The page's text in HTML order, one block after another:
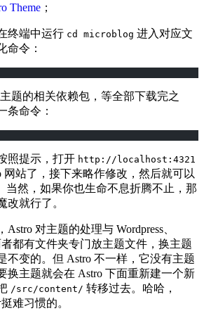
Theme ；
终端中运行 cd microblog 进入对应文
命令：
题的相关依赖包，等全部下载完之
条命令：
照提示，打开 http://localhost:4321
网站了，接下来略作修改，然后就可以
当然，如果你也生命不息折腾不止，那
改就行了。
对主题的处理与 Wordpress、
都有文件夹专门放主题文件，换主题
不变的。但 Astro 不一样，它没有主题
换主题就会在 Astro 下面重新建一个新
/src/content/ 转移过去。哈哈，
难习惯的。